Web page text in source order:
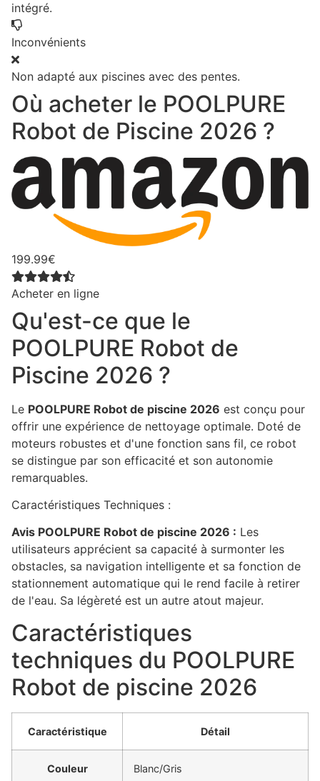
intégré.
Inconvénients
Non adapté aux piscines avec des pentes.
Où acheter le POOLPURE
Robot de Piscine 2026 ?
199.99€
Acheter en ligne
Qu'est-ce que le
POOLPURE Robot de
Piscine 2026 ?
Le POOLPURE Robot de piscine 2026 est conçu pour
offrir une expérience de nettoyage optimale. Doté de
moteurs robustes et d'une fonction sans fil, ce robot
se distingue par son efficacité et son autonomie
remarquables.
Caractéristiques Techniques :
Avis POOLPURE Robot de piscine 2026 : Les
utilisateurs apprécient sa capacité à surmonter les
obstacles, sa navigation intelligente et sa fonction de
stationnement automatique qui le rend facile à retirer
de l'eau. Sa légèreté est un autre atout majeur.
Caractéristiques
techniques du POOLPURE
Robot de piscine 2026
Caractéristique Détail
Couleur Blanc/Gris